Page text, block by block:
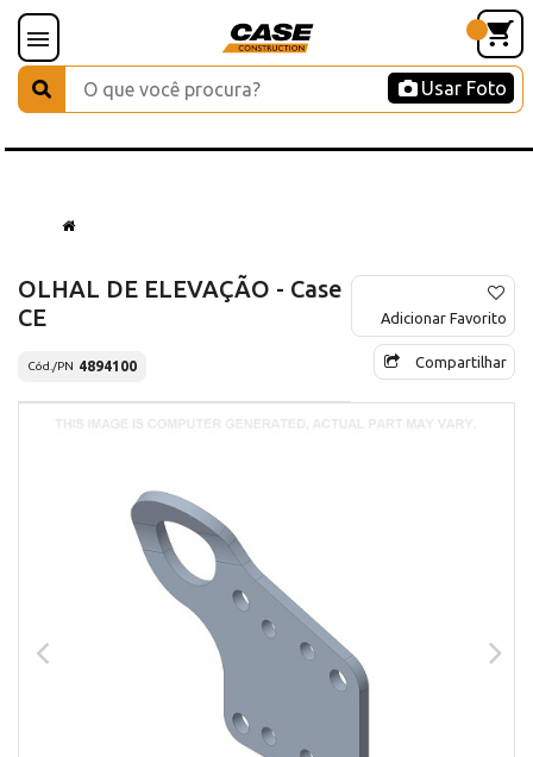
Usar Foto
OLHAL DE ELEVAÇÃO - Case
CE
Cód./PN 4894100
Adicionar Favorito
Compartilhar